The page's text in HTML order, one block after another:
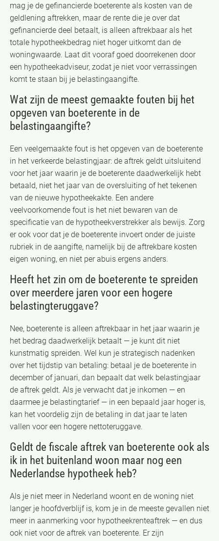
mag je de gefinancierde boeterente als kosten van de
geldlening aftrekken, maar de rente die je over dat
gefinancierde deel betaalt, is alleen aftrekbaar als het
totale hypotheekbedrag niet hoger uitkomt dan de
woningwaarde. Laat dit vooraf goed doorrekenen door
een hypotheekadviseur, zodat je niet voor verrassingen
komt te staan bij je belastingaangifte.
Wat zijn de meest gemaakte fouten bij het
opgeven van boeterente in de
belastingaangifte?
Een veelgemaakte fout is het opgeven van de boeterente
in het verkeerde belastingjaar: de aftrek geldt uitsluitend
voor het jaar waarin je de boeterente daadwerkelijk hebt
betaald, niet het jaar van de oversluiting of het tekenen
van de nieuwe hypotheekakte. Een andere
veelvoorkomende fout is het niet bewaren van de
specificatie van de hypotheekverstrekker als bewijs. Zorg
er ook voor dat je de boeterente invoert onder de juiste
rubriek in de aangifte, namelijk bij de aftrekbare kosten
eigen woning, en niet per abuis ergens anders.
Heeft het zin om de boeterente te spreiden
over meerdere jaren voor een hogere
belastingteruggave?
Nee, boeterente is alleen aftrekbaar in het jaar waarin je
het bedrag daadwerkelijk betaalt — je kunt dit niet
kunstmatig spreiden. Wel kun je strategisch nadenken
over het tijdstip van betaling: betaal je de boeterente in
december of januari, dan bepaalt dat welk belastingjaar
de aftrek geldt. Als je verwacht dat je inkomen — en
daarmee je belastingtarief — in een bepaald jaar hoger is,
kan het voordelig zijn de betaling in dat jaar te laten
vallen voor een hogere nettoteruggave.
Geldt de fiscale aftrek van boeterente ook als
ik in het buitenland woon maar nog een
Nederlandse hypotheek heb?
Als je niet meer in Nederland woont en de woning niet
langer je hoofdverblijf is, kom je in de meeste gevallen niet
meer in aanmerking voor hypotheekrenteaftrek — en dus
ook niet voor de aftrek van boeterente. Er zijn